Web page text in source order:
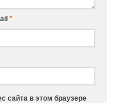
*
сайта в этом браузере